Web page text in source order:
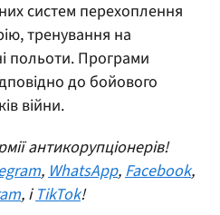
систем перехоплення
тренування на
польоти. Програми
до бойового
війни.
антикорупціонерів!
,WhatsApp,Facebook,
, іTikTok!